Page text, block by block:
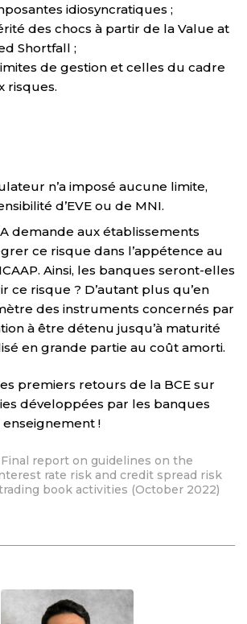
idiosyncratiques ;
des chocs à partir de la Value at
Shortfall ;
de gestion et celles du cadre
risques.
n’a imposé aucune limite,
d’EVE ou de MNI.
demande aux établissements
ce risque dans l’appétence au
Ainsi, les banques seront-elles
ce risque ? D’autant plus qu’en
des instruments concernés par
à être détenu jusqu’à maturité
en grande partie au coût amorti.
premiers retours de la BCE sur
développées par les banques
!
Final report on guidelines on the
rate risk and credit spread risk
book activities (October 2022)